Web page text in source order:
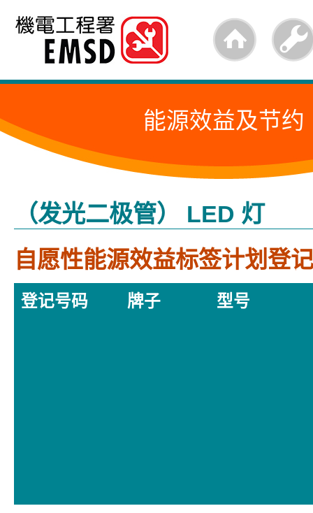
跳
内
的
能源效益及节约
（发光二极管） LED 灯
自愿性能源效益标签计划登
登记号码 牌子 型号